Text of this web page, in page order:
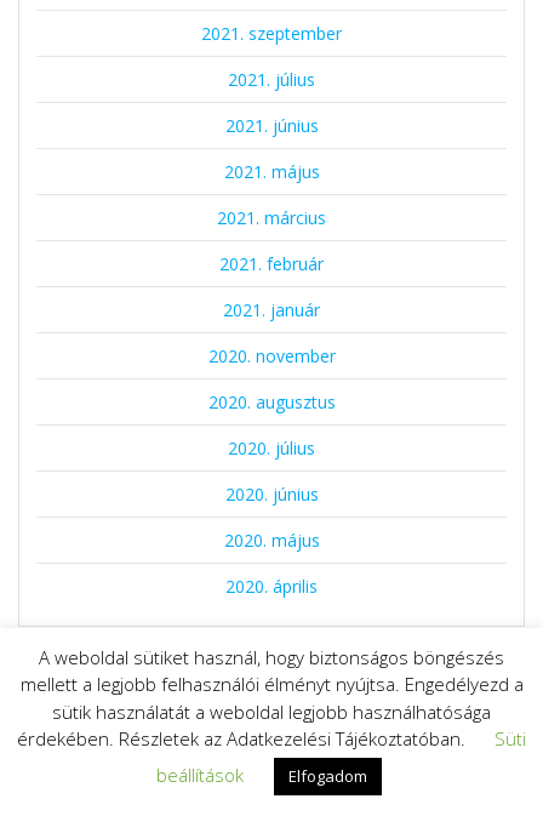
2021. szeptember
2021. július
2021. június
2021. május
2021. március
2021. február
2021. január
2020. november
2020. augusztus
2020. július
2020. június
2020. május
2020. április
KATEGÓRIÁK
10 perces festések
Az alkotás lelki háttere
A weboldal sütiket használ, hogy biztonságos böngészés
mellett a legjobb felhasználói élményt nyújtsa. Engedélyezd a
sütik használatát a weboldal legjobb használhatósága
érdekében. Részletek az Adatkezelési Tájékoztatóban.
Süti
beállítások
Elfogadom